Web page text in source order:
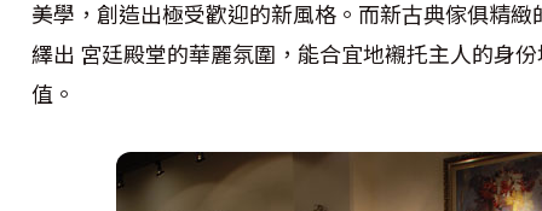
美學，創造出極受歡迎的新風格。而新古典傢俱精
繹出 宮廷殿堂的華麗氛圍，能合宜地襯托主人的身
值。